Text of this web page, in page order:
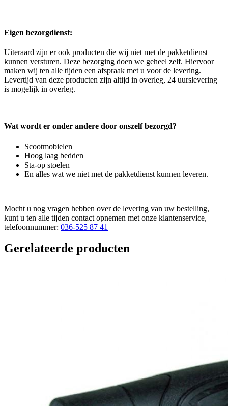
Eigen bezorgdienst:
Uiteraard zijn er ook producten die wij niet met de pakketdienst
kunnen versturen. Deze bezorging doen we geheel zelf. Hiervoor
maken wij ten alle tijden een afspraak met u voor de levering.
Levertijd van deze producten zijn altijd in overleg, 24 uurslevering
is mogelijk in overleg.
Wat wordt er onder andere door onszelf bezorgd?
Scootmobielen
Hoog laag bedden
Sta-op stoelen
En alles wat we niet met de pakketdienst kunnen leveren.
Mocht u nog vragen hebben over de levering van uw bestelling,
kunt u ten alle tijden contact opnemen met onze klantenservice,
telefoonnummer: 036-525 87 41
Gerelateerde producten